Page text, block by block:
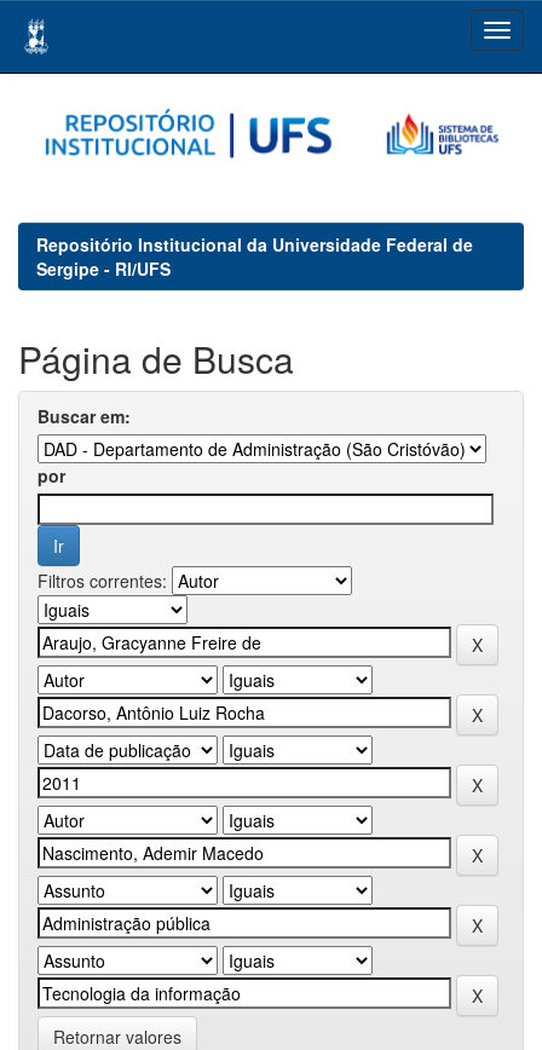
navigation
Repositório Institucional da Universidade Federal de
Sergipe - RI/UFS
Página de Busca
Buscar em:
por
Filtros correntes:
Retornar valores